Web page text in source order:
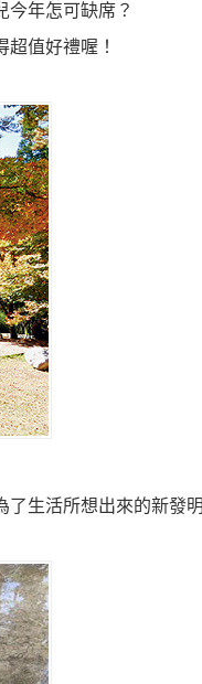
今年怎可缺席？
值好禮喔！
生活所想出來的新發明